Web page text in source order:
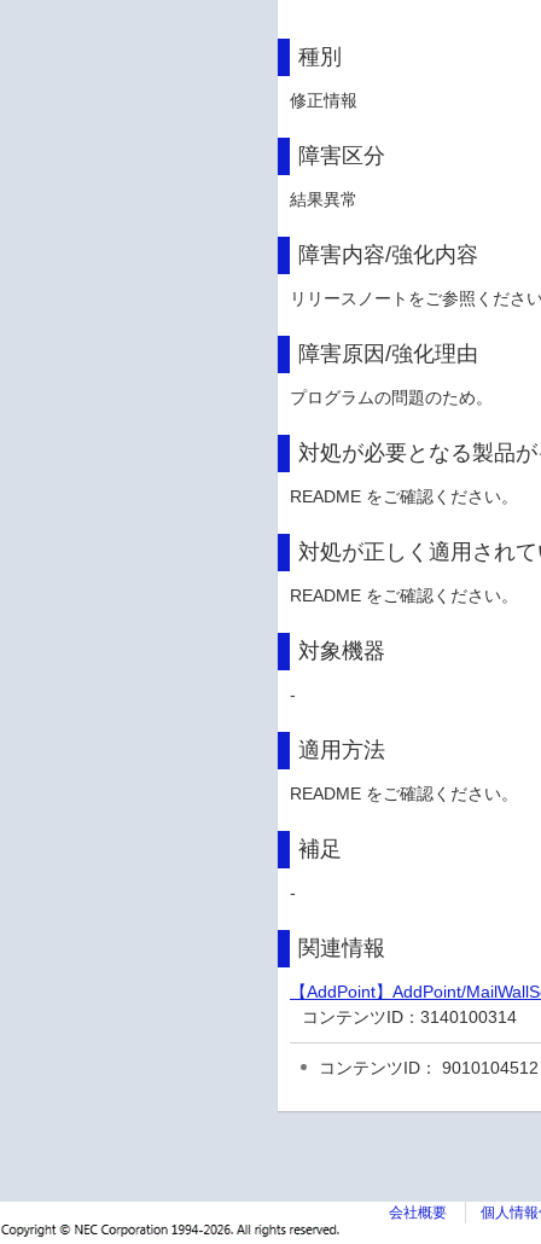
種別
修正情報
障害区分
結果異常
障害内容/強化内容
リリースノートをご参照くださ
障害原因/強化理由
プログラムの問題のため。
対処が必要となる製品
README をご確認ください。
対処が正しく適用され
README をご確認ください。
対象機器
-
適用方法
README をご確認ください。
補足
-
関連情報
【AddPoint】AddPoint/
コンテンツID：3140100314
コンテンツID： 9010104512
会社概要 個人情